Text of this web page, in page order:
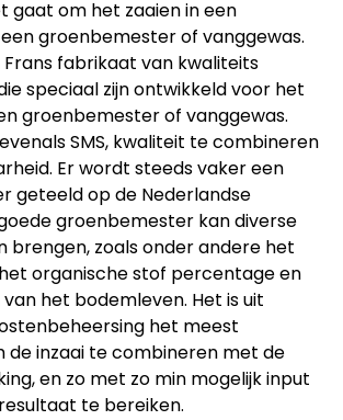
gaat om het zaaien in een
groenbemester of vanggewas.
Frans fabrikaat van kwaliteits
speciaal zijn ontwikkeld voor het
groenbemester of vanggewas.
SMS, kwaliteit te combineren
Er wordt steeds vaker een
geteeld op de Nederlandse
groenbemester kan diverse
brengen, zoals onder andere het
organische stof percentage en
het bodemleven. Het is uit
het meest
de inzaai te combineren met de
en zo met zo min mogelijk input
te bereiken.